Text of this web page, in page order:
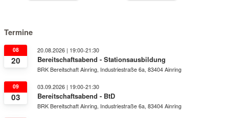
Termine
08
20
20.08.2026 | 19:00-21:30
Bereitschaftsabend - Stationsausbildung
BRK Bereitschaft Ainring, Industriestraße 6a, 83404 Ainring
09
03
03.09.2026 | 19:00-21:30
Bereitschaftsabend - BtD
BRK Bereitschaft Ainring, Industriestraße 6a, 83404 Ainring